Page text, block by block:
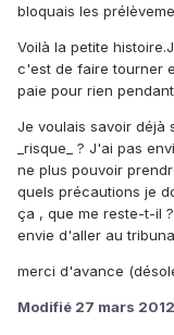
bloquais les
Voilà la petite
c'est de faire tourner
paie pour rien
Je voulais savoir déjà
_risque_ ? J'ai pas
ne plus pouvoir
quels précautions je
ça , que me reste-t-il
envie d'aller au
merci d'avance
Modifié 27 mars 2012